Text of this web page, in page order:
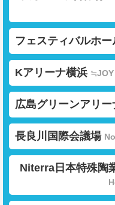
フェスティバルホー
Kアリーナ横浜 ≒JOY
広島グリーンアリー
長良川国際会議場
Niterra日本特殊陶